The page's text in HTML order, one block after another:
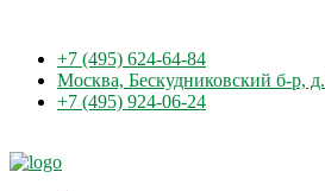
+7 (495) 624-64-84
Москва, Бескудниковский б-р,
+7 (495) 924-06-24